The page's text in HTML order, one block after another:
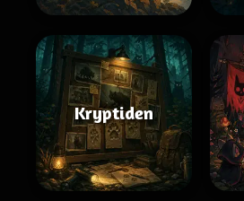
Kryptiden